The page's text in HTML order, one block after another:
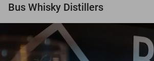
Bus Whisky Distillers